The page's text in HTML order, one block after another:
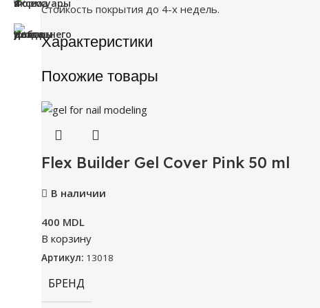
Стойкость покрытия до 4-х недель.
Характеристики
Похожие товары
Flex Builder Gel Cover Pink 50 ml
В наличии
400 MDL
В корзину
Артикул: 13018
БРЕНД